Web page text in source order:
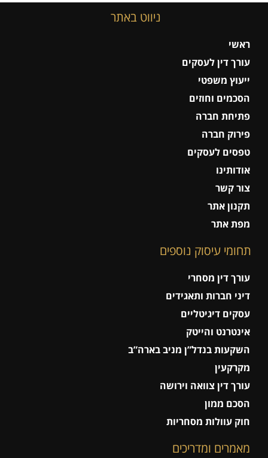
ניווט באתר
ראשי
עורך דין לעסקים
ייעוץ משפטי
הסכמים וחוזים
פתיחת חברה
פירוק חברה
טפסים לעסקים
אודותינו
צור קשר
תקנון אתר
מפת אתר
תחומי עיסוק נוספים
עורך דין מסחרי
דיני חברות ותאגידים
עסקים דיגיטליים
אינטרנט והייטק
השקעות בנדל”ן מניב בארה”ב
מקרקעין
עורך דין צוואה וירושה
הסכם ממון
חוק עוולות מסחריות
מאמרים ומדריכים